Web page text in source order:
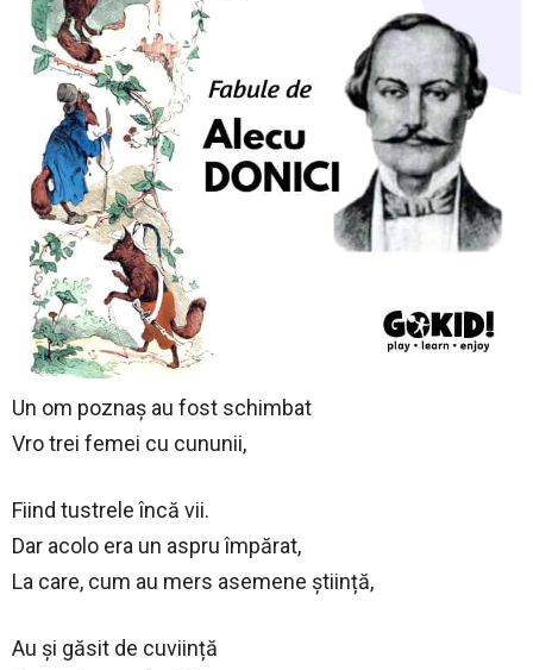
Un om poznaș au fost schimbat
Vro trei femei cu cununii,
Fiind tustrele încă vii.
Dar acolo era un aspru împărat,
La care, cum au mers asemene știință,
Au și găsit de cuviință